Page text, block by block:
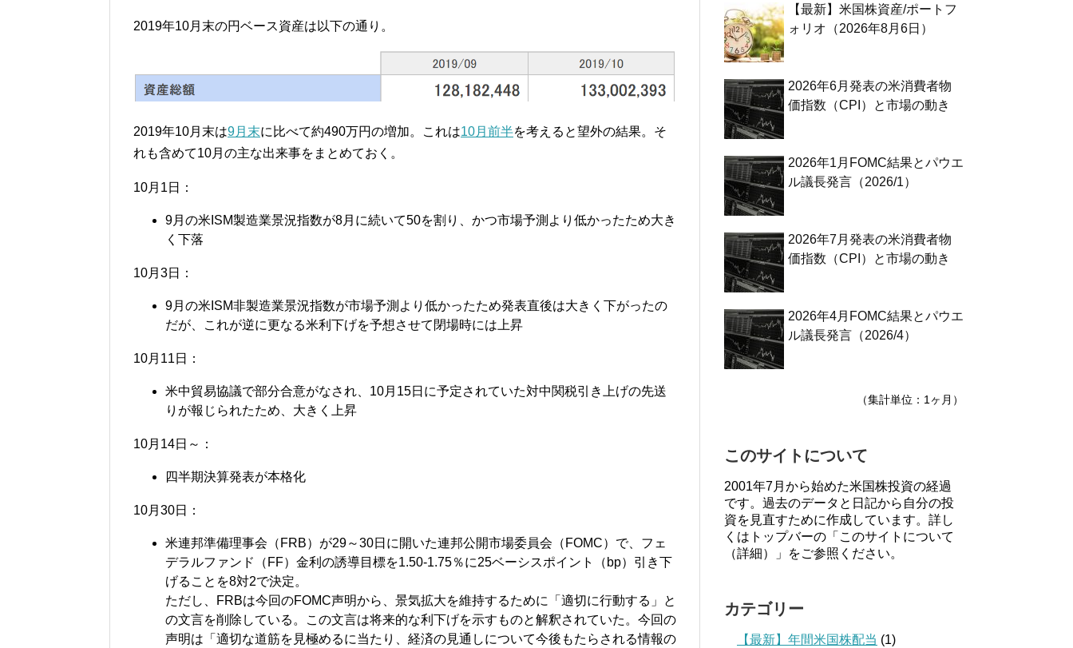
2019年10月末の円ベース資産は以下の通り。
2019年10月末は9月末に比べて約490万円の増加。これは10月前半を考えると望外の結果。そ
れも含めて10月の主な出来事をまとめておく。
10月1日：
9月の米ISM製造業景況指数が8月に続いて50を割り、かつ市場予測より低かったため大き
く下落
10月3日：
9月の米ISM非製造業景況指数が市場予測より低かったため発表直後は大きく下がったの
だが、これが逆に更なる米利下げを予想させて閉場時には上昇
10月11日：
米中貿易協議で部分合意がなされ、10月15日に予定されていた対中関税引き上げの先送
りが報じられたため、大きく上昇
10月14日～：
四半期決算発表が本格化
10月30日：
米連邦準備理事会（FRB）が29～30日に開いた連邦公開市場委員会（FOMC）で、フェ
デラルファンド（FF）金利の誘導目標を1.50-1.75％に25ベーシスポイント（bp）引き下
げることを8対2で決定。
ただし、FRBは今回のFOMC声明から、景気拡大を維持するために「適切に行動する」と
の文言を削除している。この文言は将来的な利下げを示すものと解釈されていた。今回の
声明は「適切な道筋を見極めるに当たり、経済の見通しについて今後もたらされる情報の
【最新】米国株資産/ポートフ
ォリオ（2026年8月6日）
2026年6月発表の米消費者物
価指数（CPI）と市場の動き
2026年1月FOMC結果とパウエ
ル議長発言（2026/1）
2026年7月発表の米消費者物
価指数（CPI）と市場の動き
2026年4月FOMC結果とパウエ
ル議長発言（2026/4）
（集計単位：1ヶ月）
このサイトについて
2001年7月から始めた米国株投資の経過
です。過去のデータと日記から自分の投
資を見直すために作成しています。詳し
くはトップバーの「このサイトについて
（詳細）」をご参照ください。
カテゴリー
【最新】年間米国株配当 (1)